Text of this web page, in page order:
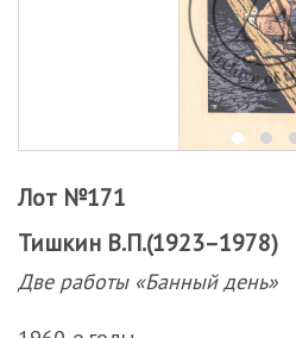
Лот №171
Тишкин В.П.(1923–1978)
Две работы «Банный день»